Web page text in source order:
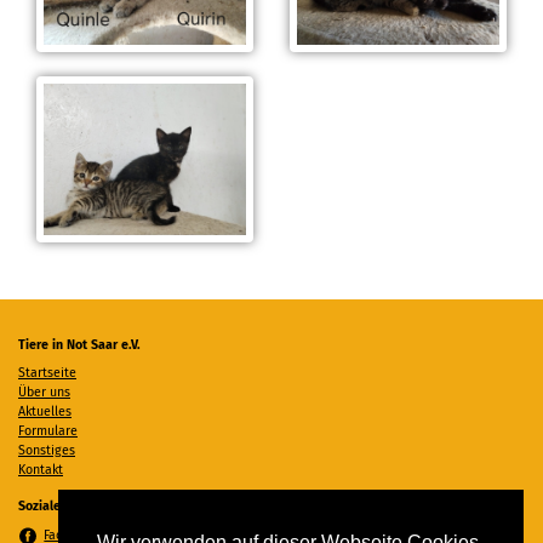
Tiere in Not Saar e.V.
Startseite
Über uns
Aktuelles
Formulare
Sonstiges
Kontakt
Soziale Medien
Facebook